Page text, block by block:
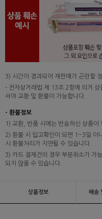
3) 시간이 경과되어 재판매가 곤란할
- 전자상거래법 제 13조 2항에 의거 상
셔야 교환 및 환불이 가능합니다.
- 환불정보
1) 교환, 반품 시에는 반송하신 상품이
2) 환불 시 입고확인이 되면 1~3일 이
시 환불처리가 지연될 수 있습니다.
3) 카드 결제건의 경우 부분취소가 가
되지 않을 수 있습니다.
상품정보 배송